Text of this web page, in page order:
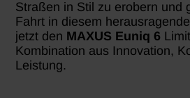
Straßen in Stil zu erobern und
Fahrt in diesem
jetzt den MAXUS Euniq 6
Kombination aus Innovation,
Leistung.